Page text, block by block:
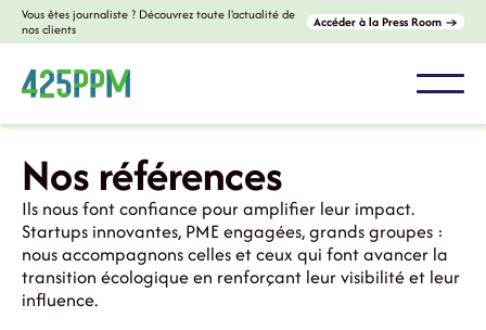
Vous êtes journaliste ? Découvrez toute l'actualité de
nos clients
Accéder à la Press Room →
Nos références
Ils nous font confiance pour amplifier leur impact.
Startups innovantes, PME engagées, grands groupes :
nous accompagnons celles et ceux qui font avancer la
transition écologique en renforçant leur visibilité et leur
influence.